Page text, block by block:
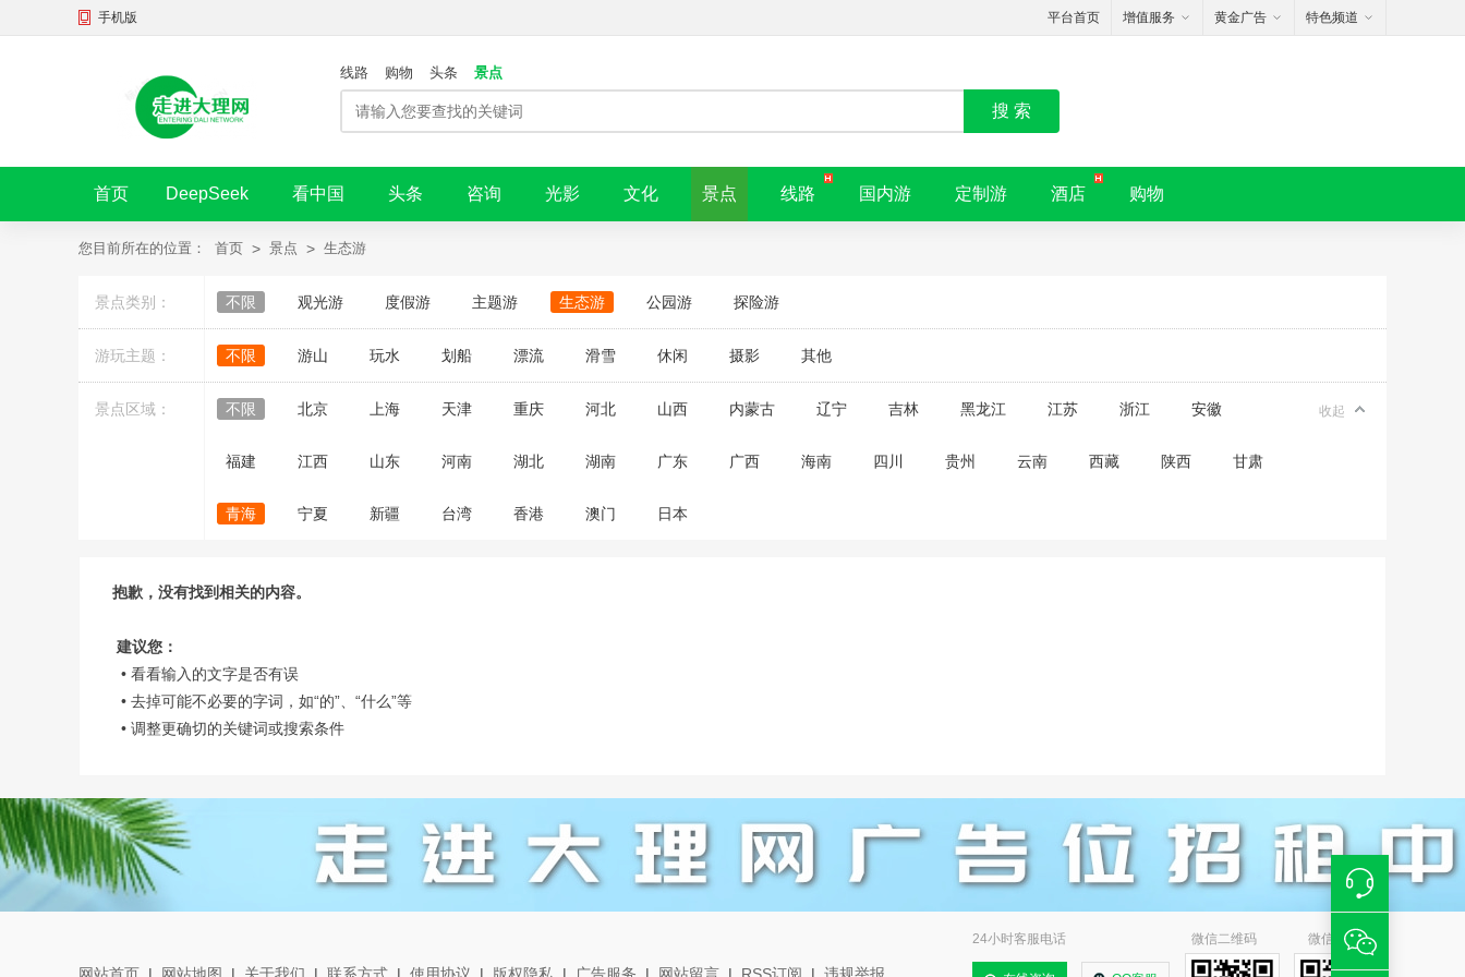
手机版 平台首页 增值服务 黄金广告 特色频道
线路 购物 头条 景点
搜 索
首页 DeepSeek 看中国 头条 咨询 光影 文化 景点 线路 国内游 定制游 酒店 购物
您目前所在的位置： 首页 > 景点 > 生态游
景点类别： 不限 观光游 度假游 主题游 生态游 公园游 探险游
游玩主题： 不限 游山 玩水 划船 漂流 滑雪 休闲 摄影 其他
景点区域： 不限 北京 上海 天津 重庆 河北 山西 内蒙古 辽宁 吉林 黑龙江 江苏 浙江 安徽
福建 江西 山东 河南 湖北 湖南 广东 广西 海南 四川 贵州 云南 西藏 陕西 甘肃
青海 宁夏 新疆 台湾 香港 澳门 日本
收起
抱歉，没有找到相关的内容。
建议您：
• 看看输入的文字是否有误
• 去掉可能不必要的字词，如“的”、“什么”等
• 调整更确切的关键词或搜索条件
微信二维码 微信小程序
24小时客服电话